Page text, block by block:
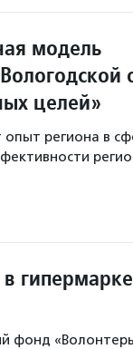
модель
целей»
опыт региона в
фонд